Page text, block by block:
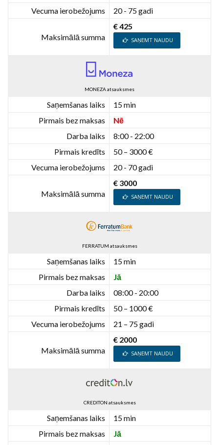
Vecuma ierobežojums
20 - 75 gadi
Maksimālā summa
€ 425
SAŅEMT NAUDU
MONEZA atsauksmes
Saņemšanas laiks
15 min
Pirmais bez maksas
Nē
Darba laiks
8:00 - 22:00
Pirmais kredīts
50 – 3000 €
Vecuma ierobežojums
20 - 70 gadi
Maksimālā summa
€ 3000
SAŅEMT NAUDU
FERRATUM atsauksmes
Saņemšanas laiks
15 min
Pirmais bez maksas
Jā
Darba laiks
08:00 - 20:00
Pirmais kredīts
50 – 1000 €
Vecuma ierobežojums
21 – 75 gadi
Maksimālā summa
€ 2000
SAŅEMT NAUDU
CREDITON atsauksmes
Saņemšanas laiks
15 min
Pirmais bez maksas
Jā